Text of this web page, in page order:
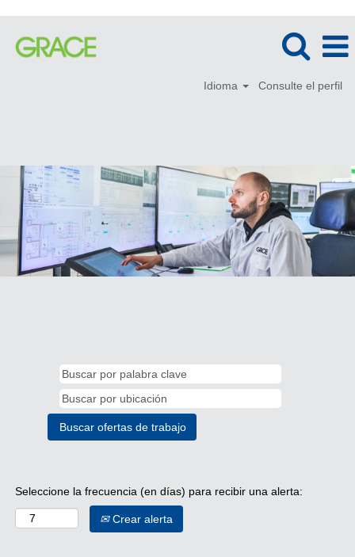
Idioma Consulte el perfil
información
Seleccione la frecuencia (en días) para recibir una alerta:
Crear alerta